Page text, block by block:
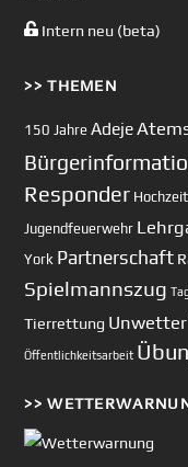
Intern neu (beta)
>> THEMEN
150 Jahre Adeje
Responder Hochzeit
Jugendfeuerwehr
York Partnerschaft
Spielmannszug
Tierrettung Unwetter
Öffentlichkeitsarbeit
>>